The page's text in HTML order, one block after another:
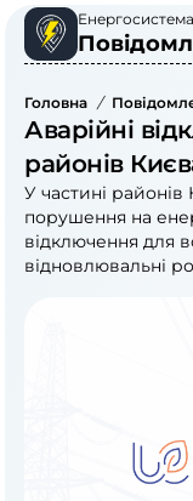
Енергосистема
Головна /
Аварійні
районів
У частині районів
порушення на
відключення для
відновлювальні